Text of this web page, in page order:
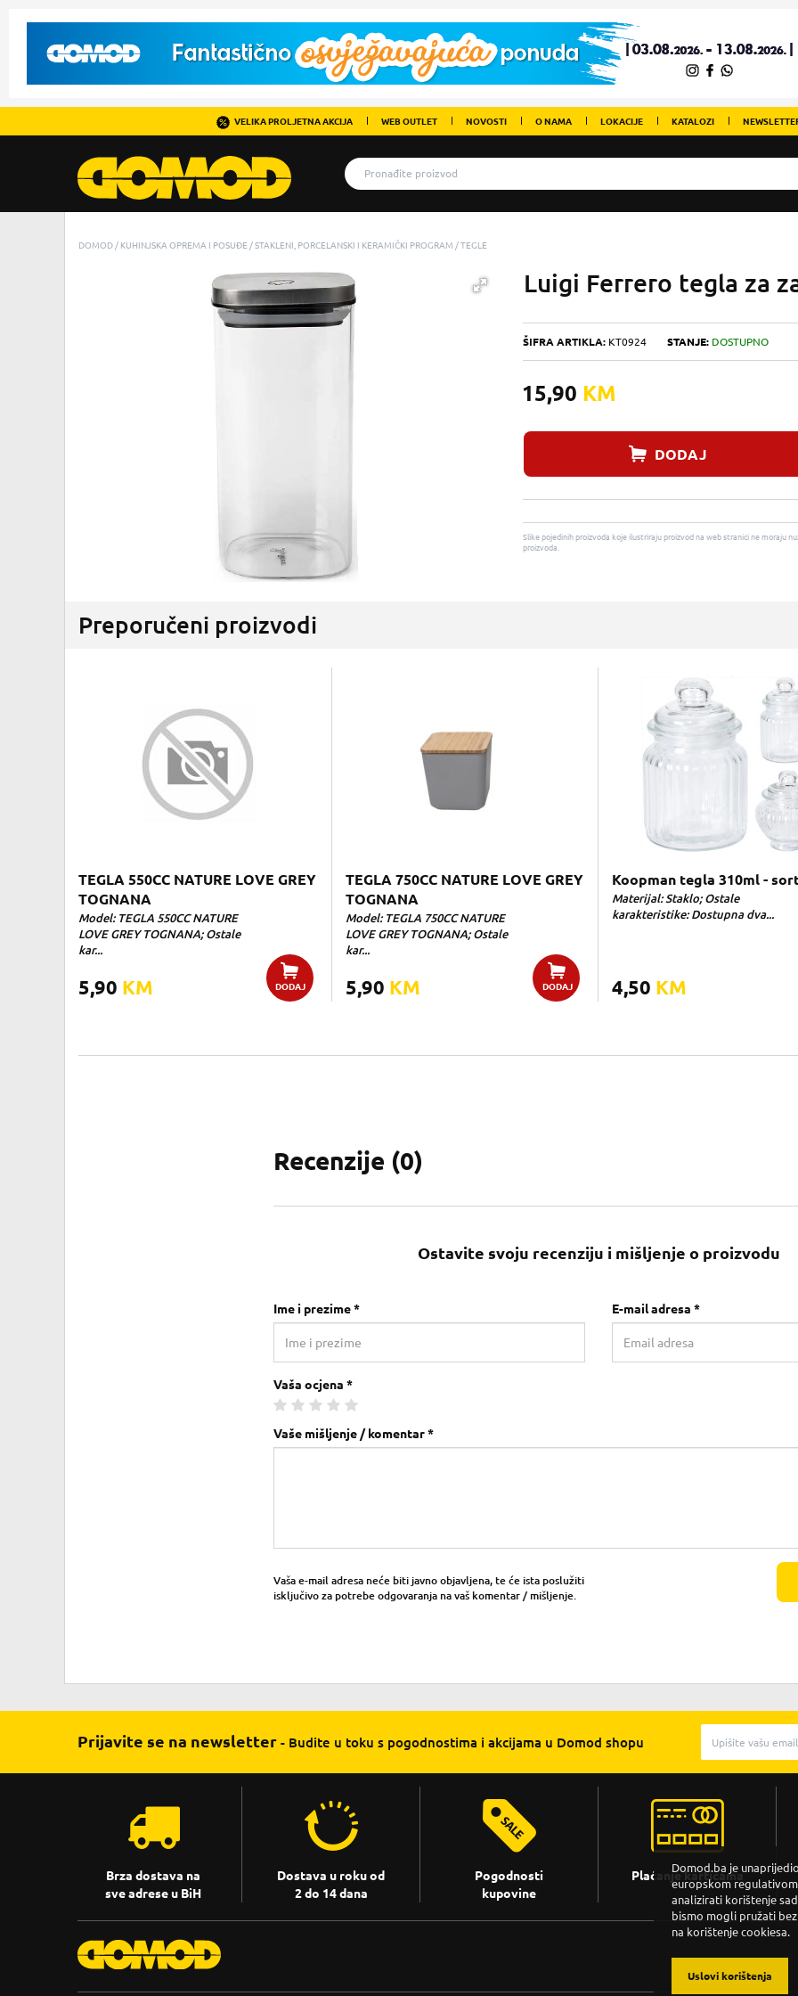
VELIKA PROLJETNA AKCIJA WEB OUTLET NOVOSTI O NAMA LOKACIJE KATALOZI
DOMOD KUHINJSKA OPREMA I POSUĐE STAKLENI, PORCELANSKI I KERAMIČKI PROGRAM TEGLE
Luigi Ferrero tegla za
ŠIFRA ARTIKLA: KT0924 STANJE: DOSTUPNO
15,90 KM
DODAJ
Slike pojedinih proizvoda koje ilustriraju proizvod na web stranici ne moraju
proizvoda.
Preporučeni proizvodi
TEGLA 550CC NATURE LOVE GREY
TOGNANA
Model: TEGLA 550CC NATURE
LOVE GREY TOGNANA; Ostale
kar...
5,90 KM DODAJ
TEGLA 750CC NATURE LOVE GREY
TOGNANA
Model: TEGLA 750CC NATURE
LOVE GREY TOGNANA; Ostale
kar...
5,90 KM DODAJ
Koopman tegla 310ml -
Materijal: Staklo; Ostale
karakteristike: Dostupna dva...
4,50 KM
Recenzije (0)
Ostavite svoju recenziju i mišljenje o proizvodu
Ime i prezime * E-mail adresa *
Vaša ocjena *
Vaše mišljenje / komentar *
Vaša e-mail adresa neće biti javno objavljena, te će ista poslužiti
isključivo za potrebe odgovaranja na vaš komentar / mišljenje.
Prijavite se na newsletter - Budite u toku s pogodnostima i akcijama u Domod shopu
Brza dostava na
sve adrese u BiH
Dostava u roku od
2 do 14 dana
Pogodnosti
kupovine
Plaćanje karticama
Domod.ba je
europskom
analizirati korištenje
bismo mogli pružati
na korištenje cookiesa.
Uslovi korištenja